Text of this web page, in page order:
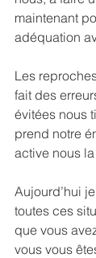
maintenant
adéquation
Les
fait des
évitées nous
prend notre
active nous
Aujourd’hui
toutes ces
que vous
vous vous